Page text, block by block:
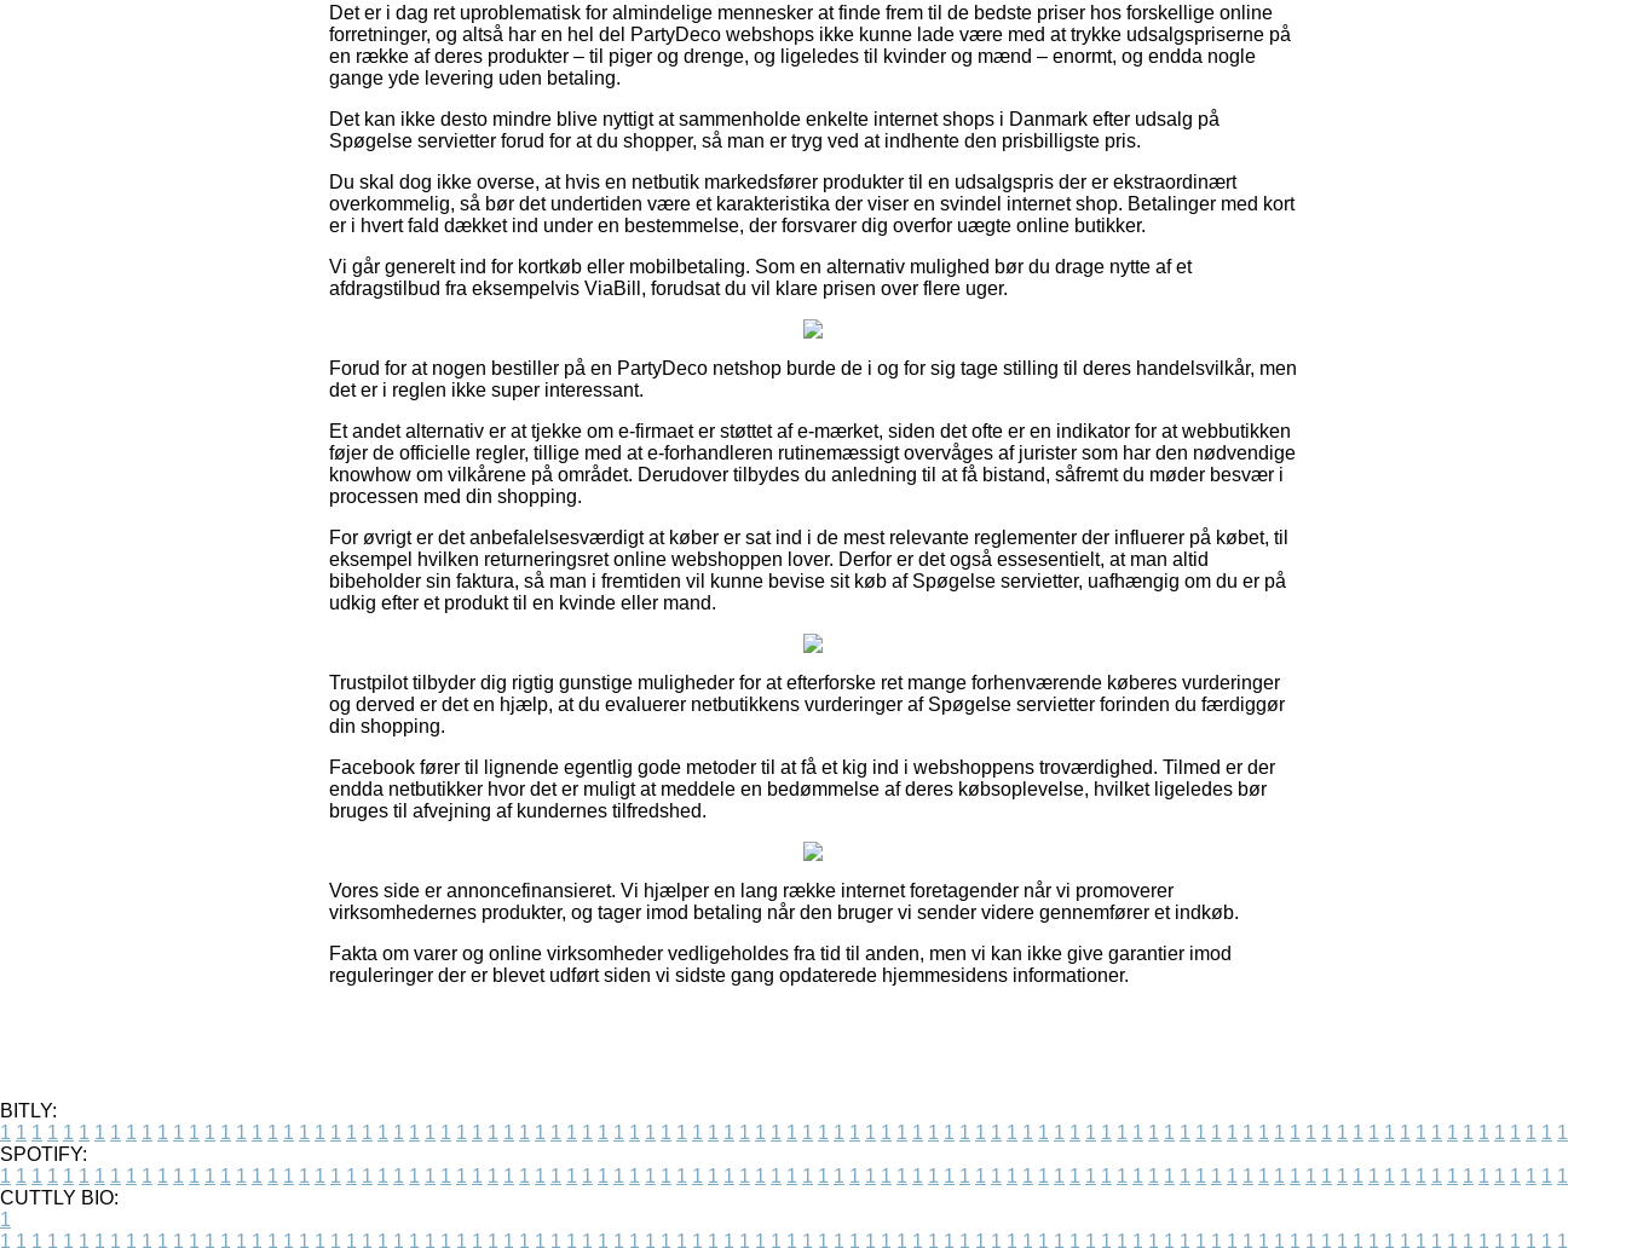
Det er i dag ret uproblematisk for almindelige mennesker at finde frem til de bedste priser hos forskellige online
forretninger, og altså har en hel del PartyDeco webshops ikke kunne lade være med at trykke udsalgspriserne på
en række af deres produkter – til piger og drenge, og ligeledes til kvinder og mænd – enormt, og endda nogle
gange yde levering uden betaling.
Det kan ikke desto mindre blive nyttigt at sammenholde enkelte internet shops i Danmark efter udsalg på
Spøgelse servietter forud for at du shopper, så man er tryg ved at indhente den prisbilligste pris.
Du skal dog ikke overse, at hvis en netbutik markedsfører produkter til en udsalgspris der er ekstraordinært
overkommelig, så bør det undertiden være et karakteristika der viser en svindel internet shop. Betalinger med kort
er i hvert fald dækket ind under en bestemmelse, der forsvarer dig overfor uægte online butikker.
Vi går generelt ind for kortkøb eller mobilbetaling. Som en alternativ mulighed bør du drage nytte af et
afdragstilbud fra eksempelvis ViaBill, forudsat du vil klare prisen over flere uger.
Forud for at nogen bestiller på en PartyDeco netshop burde de i og for sig tage stilling til deres handelsvilkår, men
det er i reglen ikke super interessant.
Et andet alternativ er at tjekke om e-firmaet er støttet af e-mærket, siden det ofte er en indikator for at webbutikken
føjer de officielle regler, tillige med at e-forhandleren rutinemæssigt overvåges af jurister som har den nødvendige
knowhow om vilkårene på området. Derudover tilbydes du anledning til at få bistand, såfremt du møder besvær i
processen med din shopping.
For øvrigt er det anbefalelsesværdigt at køber er sat ind i de mest relevante reglementer der influerer på købet, til
eksempel hvilken returneringsret online webshoppen lover. Derfor er det også essesentielt, at man altid
bibeholder sin faktura, så man i fremtiden vil kunne bevise sit køb af Spøgelse servietter, uafhængig om du er på
udkig efter et produkt til en kvinde eller mand.
Trustpilot tilbyder dig rigtig gunstige muligheder for at efterforske ret mange forhenværende køberes vurderinger
og derved er det en hjælp, at du evaluerer netbutikkens vurderinger af Spøgelse servietter forinden du færdiggør
din shopping.
Facebook fører til lignende egentlig gode metoder til at få et kig ind i webshoppens troværdighed. Tilmed er der
endda netbutikker hvor det er muligt at meddele en bedømmelse af deres købsoplevelse, hvilket ligeledes bør
bruges til afvejning af kundernes tilfredshed.
Vores side er annoncefinansieret. Vi hjælper en lang række internet foretagender når vi promoverer
virksomhedernes produkter, og tager imod betaling når den bruger vi sender videre gennemfører et indkøb.
Fakta om varer og online virksomheder vedligeholdes fra tid til anden, men vi kan ikke give garantier imod
reguleringer der er blevet udført siden vi sidste gang opdaterede hjemmesidens informationer.
BITLY:
1 1 1 1 1 1 1 1 1 1 1 1 1 1 1 1 1 1 1 1 1 1 1 1 1 1 1 1 1 1 1 1 1 1 1 1 1 1 1 1 1 1 1 1 1 1 1 1 1 1 1 1 1 1 1 1 1 1 1 1 1 1 1 1 1 1 1 1 1 1 1 1 1 1 1 1 1 1 1 1 1 1 1 1 1 1 1 1 1 1 1 1 1 1 1 1 1 1 1 1
SPOTIFY:
1 1 1 1 1 1 1 1 1 1 1 1 1 1 1 1 1 1 1 1 1 1 1 1 1 1 1 1 1 1 1 1 1 1 1 1 1 1 1 1 1 1 1 1 1 1 1 1 1 1 1 1 1 1 1 1 1 1 1 1 1 1 1 1 1 1 1 1 1 1 1 1 1 1 1 1 1 1 1 1 1 1 1 1 1 1 1 1 1 1 1 1 1 1 1 1 1 1 1 1
CUTTLY BIO:
1
1 1 1 1 1 1 1 1 1 1 1 1 1 1 1 1 1 1 1 1 1 1 1 1 1 1 1 1 1 1 1 1 1 1 1 1 1 1 1 1 1 1 1 1 1 1 1 1 1 1 1 1 1 1 1 1 1 1 1 1 1 1 1 1 1 1 1 1 1 1 1 1 1 1 1 1 1 1 1 1 1 1 1 1 1 1 1 1 1 1 1 1 1 1 1 1 1 1 1 1